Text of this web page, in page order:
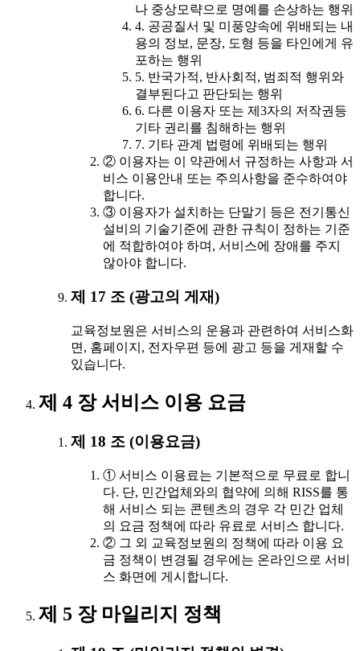
나 중상모략으로 명예를 손상하는 행위
4. 공공질서 및 미풍양속에 위배되는 내
용의 정보, 문장, 도형 등을 타인에게 유
포하는 행위
5. 반국가적, 반사회적, 범죄적 행위와
결부된다고 판단되는 행위
6. 다른 이용자 또는 제3자의 저작권등
기타 권리를 침해하는 행위
7. 기타 관계 법령에 위배되는 행위
② 이용자는 이 약관에서 규정하는 사항과 서
비스 이용안내 또는 주의사항을 준수하여야
합니다.
③ 이용자가 설치하는 단말기 등은 전기통신
설비의 기술기준에 관한 규칙이 정하는 기준
에 적합하여야 하며, 서비스에 장애를 주지
않아야 합니다.
제 17 조 (광고의 게재)
교육정보원은 서비스의 운용과 관련하여 서비스화
면, 홈페이지, 전자우편 등에 광고 등을 게재할 수
있습니다.
제 4 장 서비스 이용 요금
제 18 조 (이용요금)
① 서비스 이용료는 기본적으로 무료로 합니
다. 단, 민간업체와의 협약에 의해 RISS를 통
해 서비스 되는 콘텐츠의 경우 각 민간 업체
의 요금 정책에 따라 유료로 서비스 합니다.
② 그 외 교육정보원의 정책에 따라 이용 요
금 정책이 변경될 경우에는 온라인으로 서비
스 화면에 게시합니다.
제 5 장 마일리지 정책